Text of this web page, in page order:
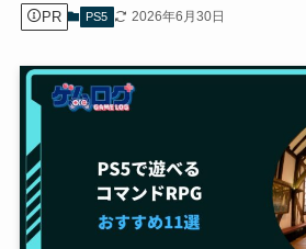
PR PS5 2026年6月30日